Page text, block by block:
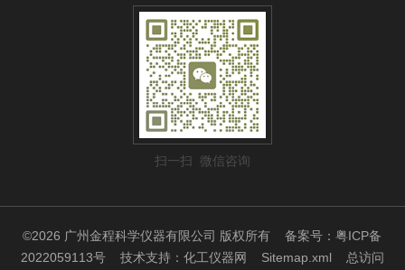
扫一扫 微信咨询
©2026 广州金程科学仪器有限公司 版权所有备案号：粤ICP备
2022059113号技术支持： 化工仪器网 Sitemap.xml 总访问